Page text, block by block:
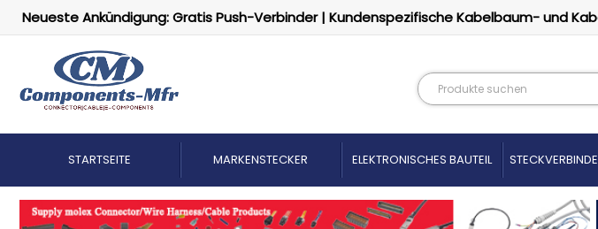
Neueste Ankündigung: Gratis Push-Verbinder | Kundenspezifische Kabelbaum- und
STARTSEITE MARKENSTECKER ELEKTRONISCHES BAUTEIL